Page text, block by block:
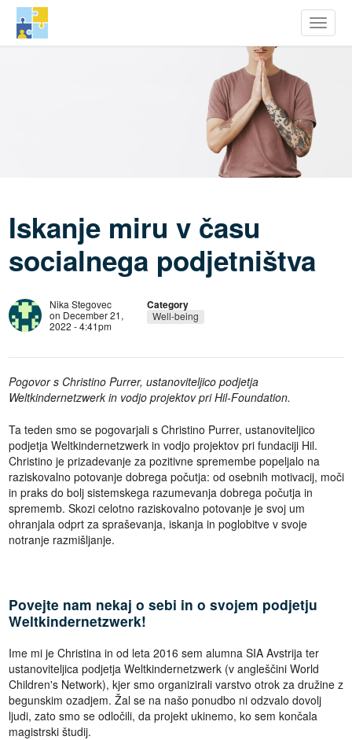
Youth Potential
Iskanje miru v času
socialnega podjetništva
Nika Stegovec
on December 21,
2022 - 4:41pm
Category
Well-being
Pogovor s Christino Purrer, ustanoviteljico podjetja
Weltkindernetzwerk in vodjo projektov pri Hil-Foundation.
Ta teden smo se pogovarjali s Christino Purrer, ustanoviteljico
podjetja Weltkindernetzwerk in vodjo projektov pri fundaciji Hil.
Christino je prizadevanje za pozitivne spremembe popeljalo na
raziskovalno potovanje dobrega počutja: od osebnih motivacij, moči
in praks do bolj sistemskega razumevanja dobrega počutja in
sprememb. Skozi celotno raziskovalno potovanje je svoj um
ohranjala odprt za spraševanja, iskanja in poglobitve v svoje
notranje razmišljanje.
Povejte nam nekaj o sebi in o svojem podjetju
Weltkindernetzwerk!
Ime mi je Christina in od leta 2016 sem alumna SIA Avstrija ter
ustanoviteljica podjetja Weltkindernetzwerk (v angleščini World
Children's Network), kjer smo organizirali varstvo otrok za družine z
begunskim ozadjem. Žal se na našo ponudbo ni odzvalo dovolj
ljudi, zato smo se odločili, da projekt ukinemo, ko sem končala
magistrski študij.